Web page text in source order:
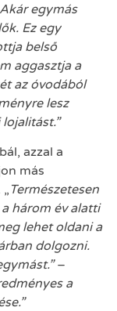
egymás
Ez egy
belső
aggasztja a
az óvodából
lesz
azzal a
más
Természetesen
három év alatti
lehet oldani a
dolgozni.
–
a